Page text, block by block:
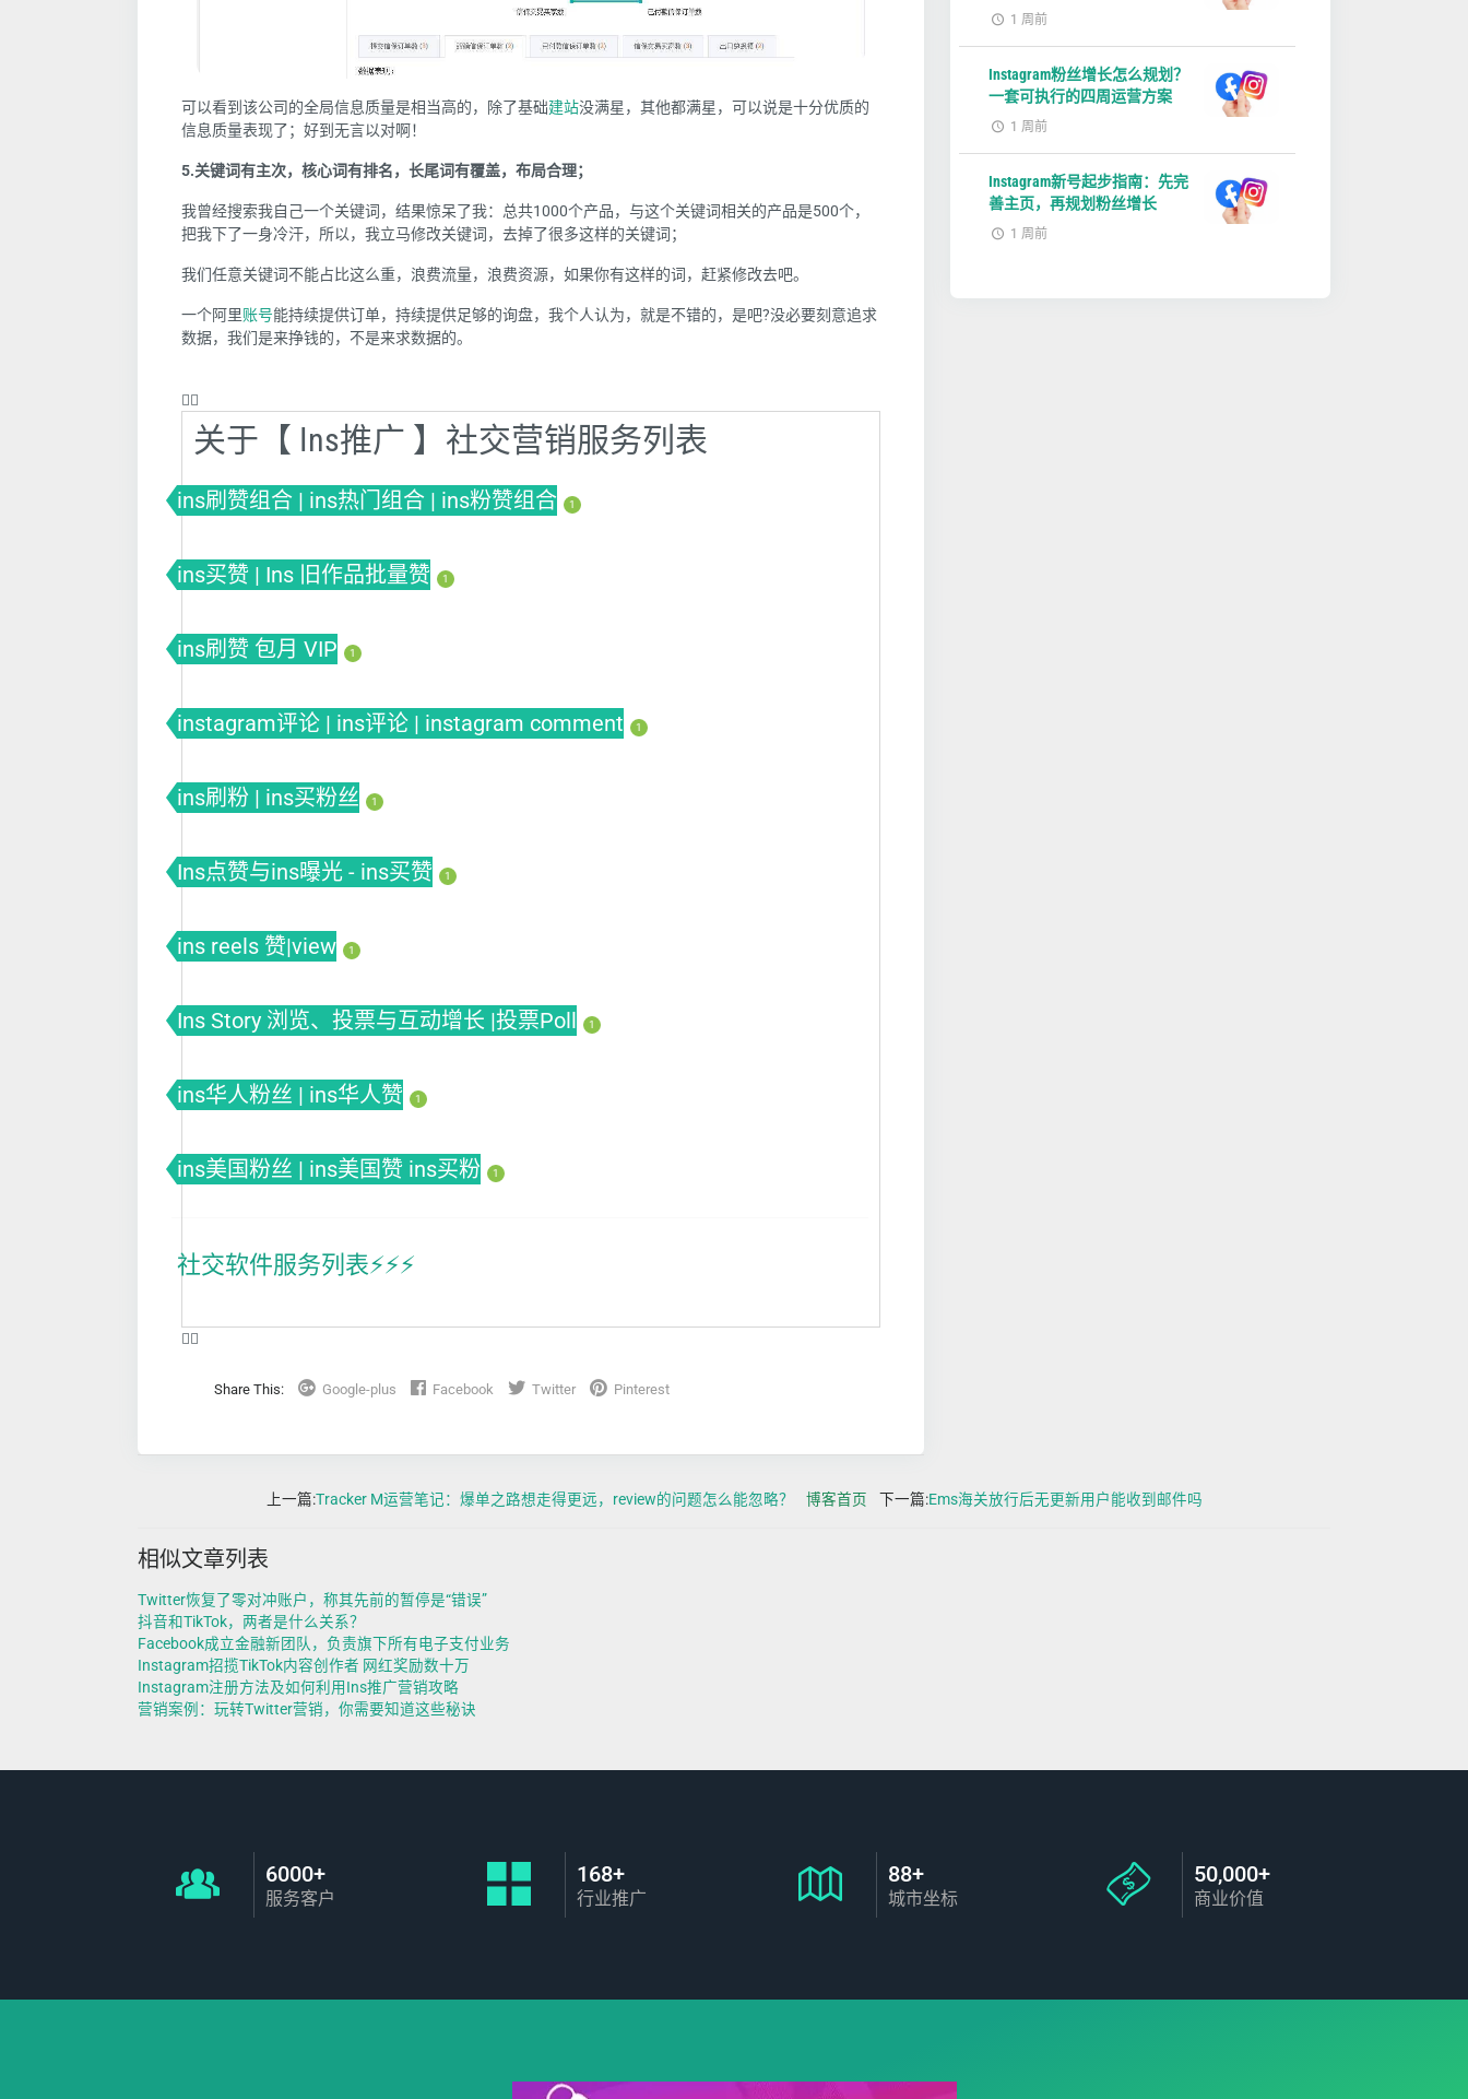
可以看到该公司的全局信息质量是相当高的，除了基础建站没满星，其他都满星，可以说是十分优质的
信息质量表现了；好到无言以对啊！
5.关键词有主次，核心词有排名，长尾词有覆盖，布局合理；
我曾经搜索我自己一个关键词，结果惊呆了我：总共1000个产品，与这个关键词相关的产品是500个，
把我下了一身冷汗，所以，我立马修改关键词，去掉了很多这样的关键词；
我们任意关键词不能占比这么重，浪费流量，浪费资源，如果你有这样的词，赶紧修改去吧。
一个阿里账号能持续提供订单，持续提供足够的询盘，我个人认为，就是不错的，是吧?没必要刻意追求
数据，我们是来挣钱的，不是来求数据的。
❤️‍🔥
关于【 Ins推广 】社交营销服务列表
ins刷赞组合 | ins热门组合 | ins粉赞组合 1
ins买赞 | Ins 旧作品批量赞 1
ins刷赞 包月 VIP 1
instagram评论 | ins评论 | instagram comment 1
ins刷粉 | ins买粉丝 1
Ins点赞与ins曝光 - ins买赞 1
ins reels 赞|view 1
Ins Story 浏览、投票与互动增长 |投票Poll 1
ins华人粉丝 | ins华人赞 1
ins美国粉丝 | ins美国赞 ins买粉 1
社交软件服务列表⚡️⚡️⚡️
❤️‍🔥
Share This: Google-plus Facebook Twitter Pinterest
1 周前
Instagram粉丝增长怎么规划？
一套可执行的四周运营方案
1 周前
Instagram新号起步指南：先完
善主页，再规划粉丝增长
1 周前
上一篇:Tracker M运营笔记：爆单之路想走得更远，review的问题怎么能忽略？ 博客首页 下一篇:Ems海关放行后无更新用户能收到邮件吗
相似文章列表
Twitter恢复了零对冲账户，称其先前的暂停是“错误”
抖音和TikTok，两者是什么关系？
Facebook成立金融新团队，负责旗下所有电子支付业务
Instagram招揽TikTok内容创作者 网红奖励数十万
Instagram注册方法及如何利用Ins推广营销攻略
营销案例：玩转Twitter营销，你需要知道这些秘诀
6000+
服务客户
168+
行业推广
88+
城市坐标
50,000+
商业价值